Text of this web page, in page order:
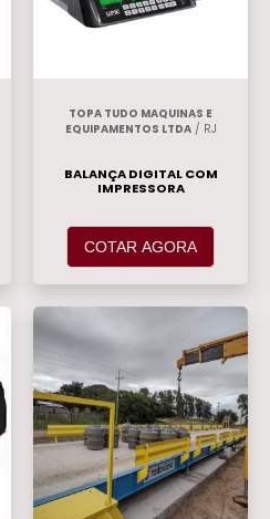
TOPA TUDO MAQUINAS E
EQUIPAMENTOS LTDA/ RJ
BALANÇA DIGITAL COM
IMPRESSORA
COTAR AGORA